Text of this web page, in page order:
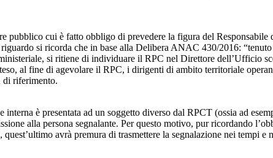
pubblico cui è fatto obbligo di prevedere la figura del
si ricorda che in base alla Delibera ANAC 430/2016:
si ritiene di individuare il RPC nel Direttore dell’Ufficio
al fine di agevolare il RPC, i dirigenti di ambito territoriale
di riferimento.
è presentata ad un soggetto diverso dal RPCT (ossia ad
alla persona segnalante. Per questo motivo, pur ricordando
avrà premura di trasmettere la segnalazione nei tempi e